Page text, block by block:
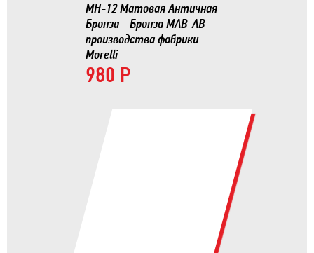
MH-12 Матовая Античная
Бронза - Бронза MAB-AB
производства фабрики
Morelli
980 Р